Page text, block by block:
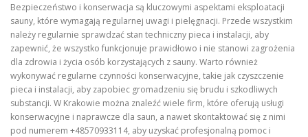
Bezpieczeństwo i konserwacja są kluczowymi aspektami eksploatacji
sauny, które wymagają regularnej uwagi i pielęgnacji. Przede wszystkim
należy regularnie sprawdzać stan techniczny pieca i instalacji, aby
zapewnić, że wszystko funkcjonuje prawidłowo i nie stanowi zagrożenia
dla zdrowia i życia osób korzystających z sauny. Warto również
wykonywać regularne czynności konserwacyjne, takie jak czyszczenie
pieca i instalacji, aby zapobiec gromadzeniu się brudu i szkodliwych
substancji. W Krakowie można znaleźć wiele firm, które oferują usługi
konserwacyjne i naprawcze dla saun, a nawet skontaktować się z nimi
pod numerem +48570933114, aby uzyskać profesjonalną pomoc i